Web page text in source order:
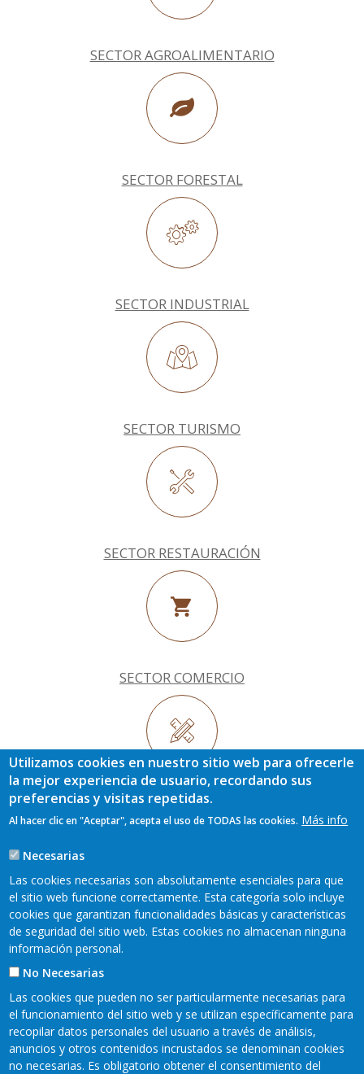
SECTOR AGROALIMENTARIO
SECTOR FORESTAL
SECTOR INDUSTRIAL
SECTOR TURISMO
SECTOR RESTAURACIÓN
SECTOR COMERCIO
SECTOR ARTESANÍA
SECTOR APOYO
Mapa web Aviso legal
Utilizamos cookies en nuestro sitio web para ofrecerle
la mejor experiencia de usuario, recordando sus
preferencias y visitas repetidas.
Al hacer clic en "Aceptar", acepta el uso de TODAS las cookies. Más info
Necesarias
Las cookies necesarias son absolutamente esenciales para que
el sitio web funcione correctamente. Esta categoría solo incluye
cookies que garantizan funcionalidades básicas y características
de seguridad del sitio web. Estas cookies no almacenan ninguna
información personal.
No Necesarias
Las cookies que pueden no ser particularmente necesarias para
el funcionamiento del sitio web y se utilizan específicamente para
recopilar datos personales del usuario a través de análisis,
anuncios y otros contenidos incrustados se denominan cookies
no necesarias. Es obligatorio obtener el consentimiento del